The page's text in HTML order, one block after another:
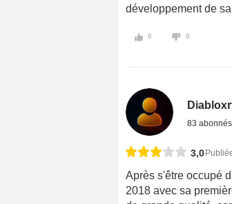
développement de
0 0
83 abonnés
3,0
Après s'être occupé
2018 avec sa